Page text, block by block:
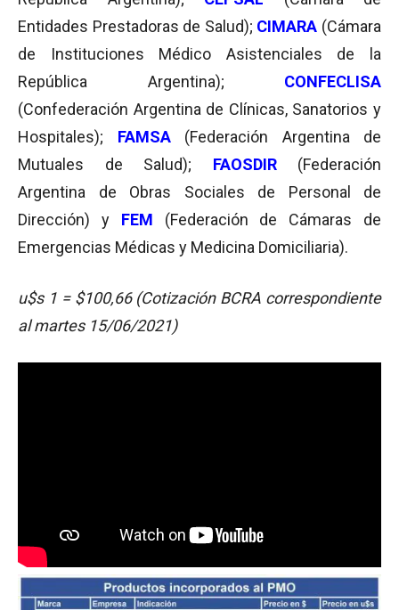
Entidades Prestadoras de Salud); CIMARA (Cámara
de Instituciones Médico Asistenciales de la
República Argentina); CONFECLISA
(Confederación Argentina de Clínicas, Sanatorios y
Hospitales); FAMSA(Federación Argentina de
Mutuales de Salud); FAOSDIR (Federación
Argentina de Obras Sociales de Personal de
Dirección) y FEM (Federación de Cámaras de
Emergencias Médicas y Medicina Domiciliaria).
u$s 1 = $100,66 (Cotización BCRA correspondiente
al martes 15/06/2021)